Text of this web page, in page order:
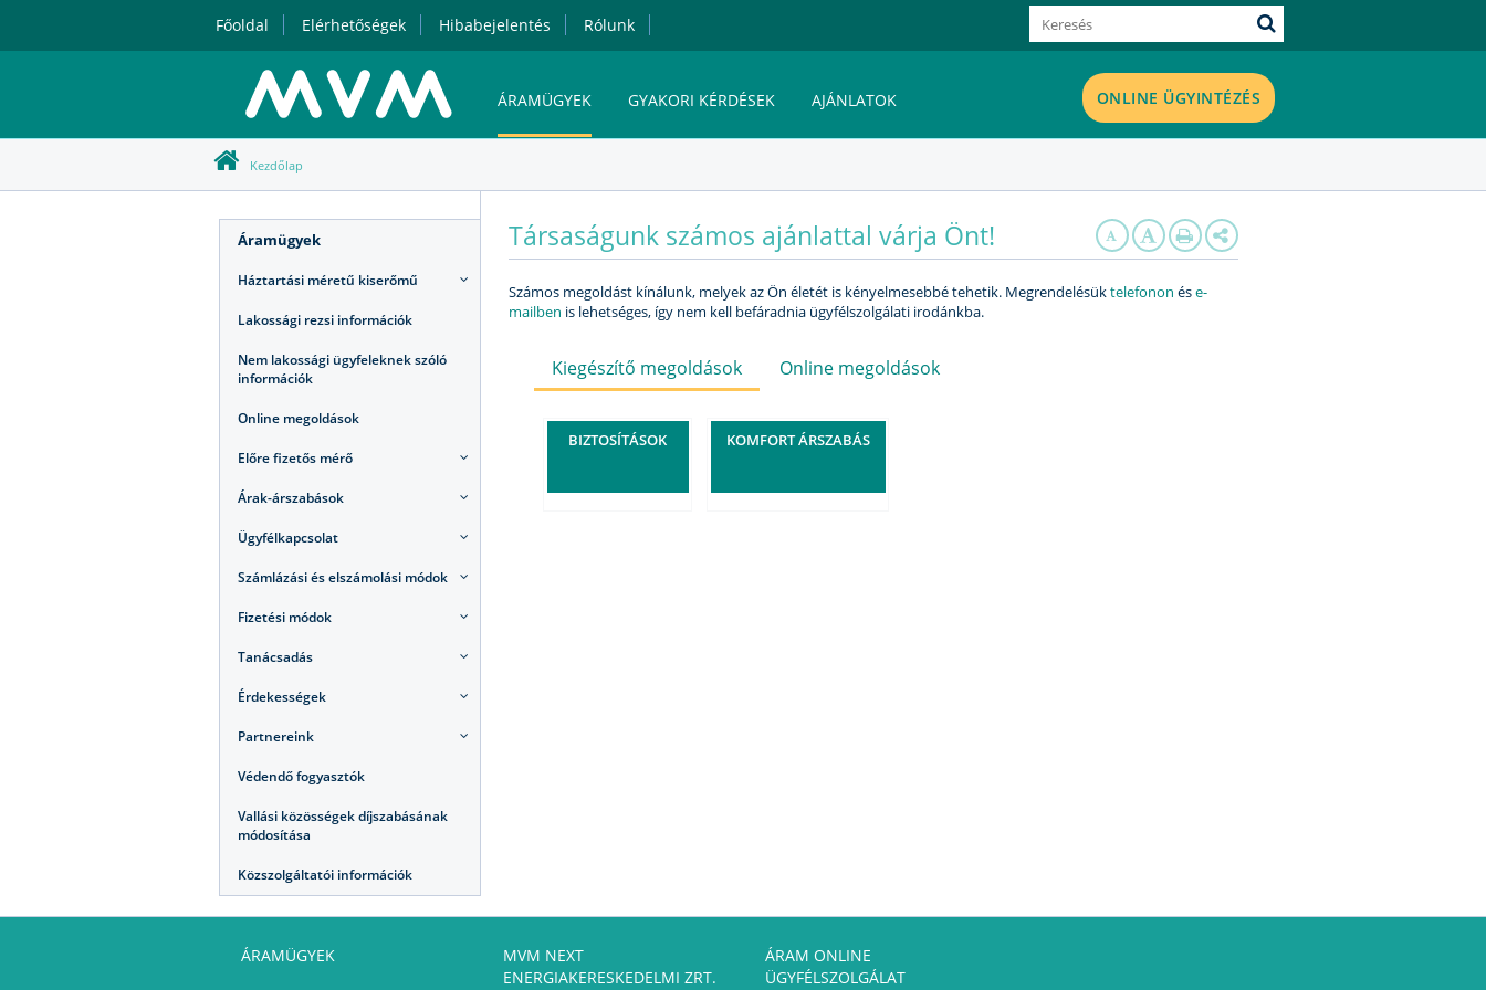
Főoldal Elérhetőségek Hibabejelentés Rólunk
ÁRAMÜGYEK GYAKORI KÉRDÉSEK AJÁNLATOK
MVM NEXT ENERGIAKERESKEDELMI ZRT.
ONLINE ÜGYINTÉZÉS
Kezdőlap
Áramügyek
Háztartási méretű kiserőmű
Lakossági rezsi információk
Nem lakossági ügyfeleknek szóló
információk
Online megoldások
Előre fizetős mérő
Árak-árszabások
Ügyfélkapcsolat
Számlázási és elszámolási módok
Fizetési módok
Tanácsadás
Érdekességek
Partnereink
Védendő fogyasztók
Vallási közösségek díjszabásának
módosítása
Közszolgáltatói információk
Társaságunk számos ajánlattal várja Önt!
Számos megoldást kínálunk, melyek az Ön életét is kényelmesebbé tehetik. Megrendelésüktelefonon ése-
mailben is lehetséges, így nem kell befáradnia ügyfélszolgálati irodánkba.
Kiegészítő megoldások Online megoldások
BIZTOSÍTÁSOK KOMFORT ÁRSZABÁS
ÁRAMÜGYEK
MVM NEXT
ENERGIAKERESKEDELMI ZRT.
ÁRAM ONLINE
ÜGYFÉLSZOLGÁLAT